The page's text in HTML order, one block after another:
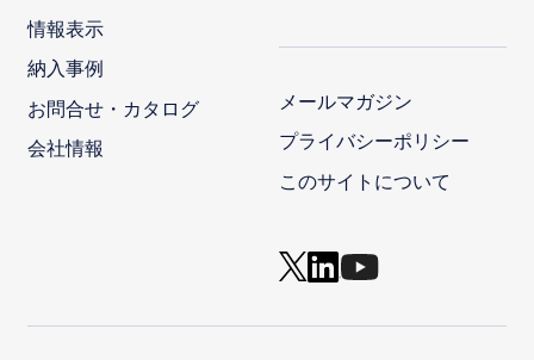
情報表示
納入事例
お問合せ・カタログ
会社情報
メールマガジン
プライバシーポリシー
このサイトについて